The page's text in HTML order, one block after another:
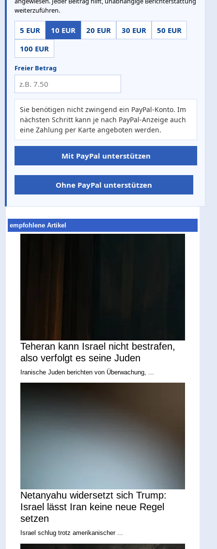
weiterzuführen.
5 EUR 10 EUR 20 EUR 30 EUR
50 EUR
100 EUR
Freier Betrag
Sie benötigen nicht zwingend ein PayPal-Konto. Im
nächsten Schritt kann je nach PayPal-Anzeige auch
eine Zahlung per Karte angeboten werden.
Mit PayPal unterstützen
Ohne PayPal unterstützen
empfohlene Artikel
Teheran kann Israel nicht bestrafen,
also verfolgt es seine Juden
Iranische Juden berichten von Überwachung, ...
Netanyahu widersetzt sich Trump:
Israel lässt Iran keine neue Regel
setzen
Israel schlug trotz amerikanischer ...